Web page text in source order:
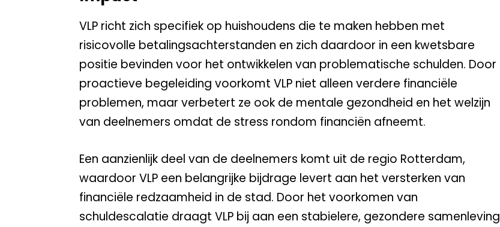
VLP richt zich specifiek op huishoudens die te maken hebben met
risicovolle betalingsachterstanden en zich daardoor in een kwetsbare
positie bevinden voor het ontwikkelen van problematische schulden. Door
proactieve begeleiding voorkomt VLP niet alleen verdere financiële
problemen, maar verbetert ze ook de mentale gezondheid en het welzijn
van deelnemers omdat de stress rondom financiën afneemt.
Een aanzienlijk deel van de deelnemers komt uit de regio Rotterdam,
waardoor VLP een belangrijke bijdrage levert aan het versterken van
financiële redzaamheid in de stad. Door het voorkomen van
schuldescalatie draagt VLP bij aan een stabielere, gezondere samenleving